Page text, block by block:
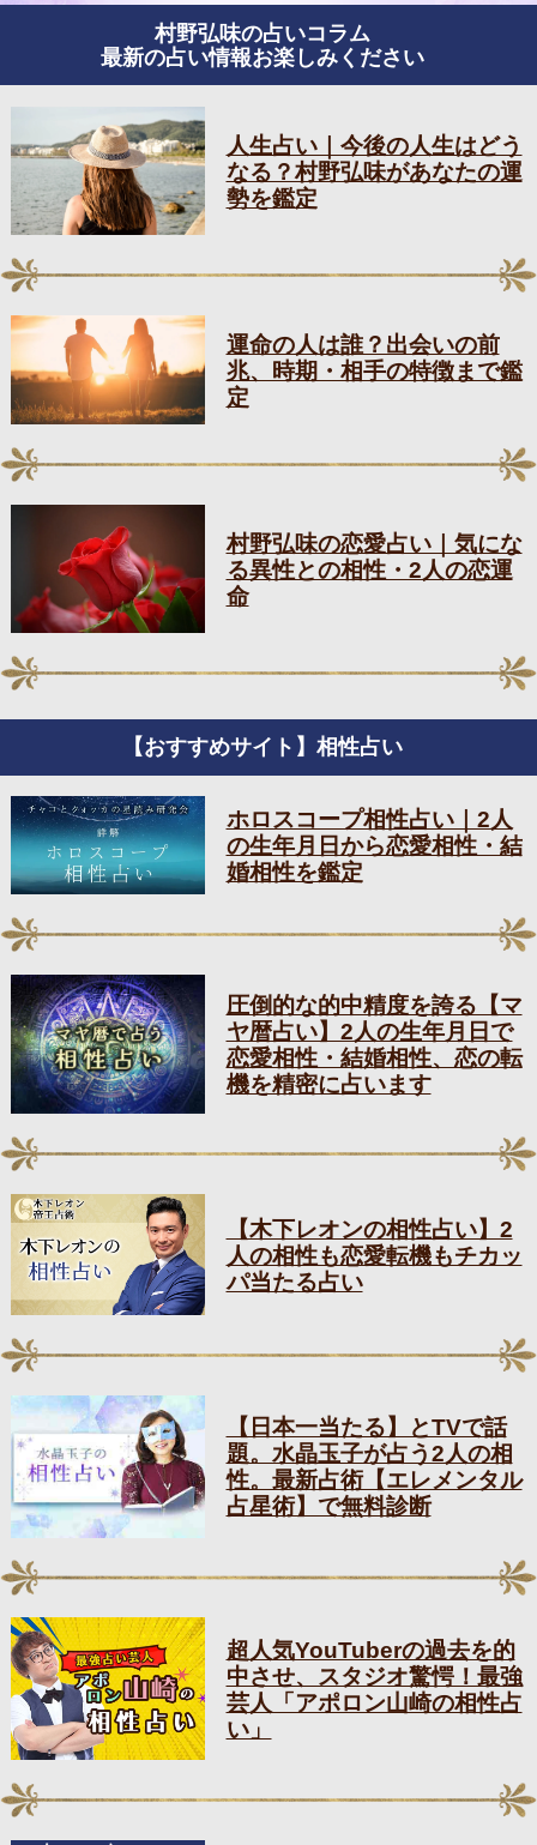
村野弘味の占いコラム
最新の占い情報お楽しみください
人生占い｜今後の人生はどう
なる？村野弘味があなたの運
勢を鑑定
運命の人は誰？出会いの前
兆、時期・相手の特徴まで鑑
定
村野弘味の恋愛占い｜気にな
る異性との相性・2人の恋運
命
【おすすめサイト】相性占い
ホロスコープ相性占い｜2人
の生年月日から恋愛相性・結
婚相性を鑑定
圧倒的な的中精度を誇る【マ
ヤ暦占い】2人の生年月日で
恋愛相性・結婚相性、恋の転
機を精密に占います
【木下レオンの相性占い】2
人の相性も恋愛転機もチカッ
パ当たる占い
【日本一当たる】とTVで話
題。水晶玉子が占う2人の相
性。最新占術【エレメンタル
占星術】で無料診断
超人気YouTuberの過去を的
中させ、スタジオ驚愕！最強
芸人「アポロン山崎の相性占
い」